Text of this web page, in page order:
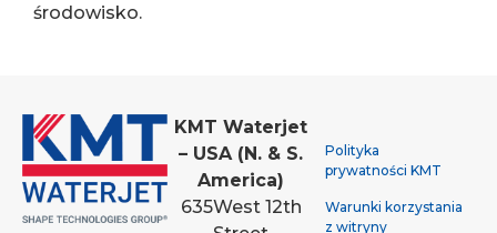
środowisko.
KMT Waterjet
– USA (N. & S.
America)
635West 12th
Polityka
prywatności KMT
Warunki korzystania
z witryny